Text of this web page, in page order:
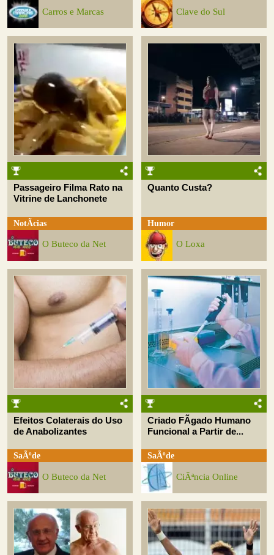
Carros e Marcas Clave do Sul
Passageiro Filma Rato na
Vitrine de Lanchonete
NotÃ­cias
O Buteco da Net
Quanto Custa?
Humor
O Loxa
Efeitos Colaterais do Uso
de Anabolizantes
SaÃºde
O Buteco da Net
Criado FÃ­gado Humano
Funcional a Partir de...
SaÃºde
CiÃªncia Online